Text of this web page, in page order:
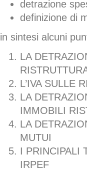
detrazione
definizione di
in sintesi alcuni
LA
L’IVA SULLE
LA
IMMOBILI
LA
MUTUI
I PRINCIPALI
IRPEF